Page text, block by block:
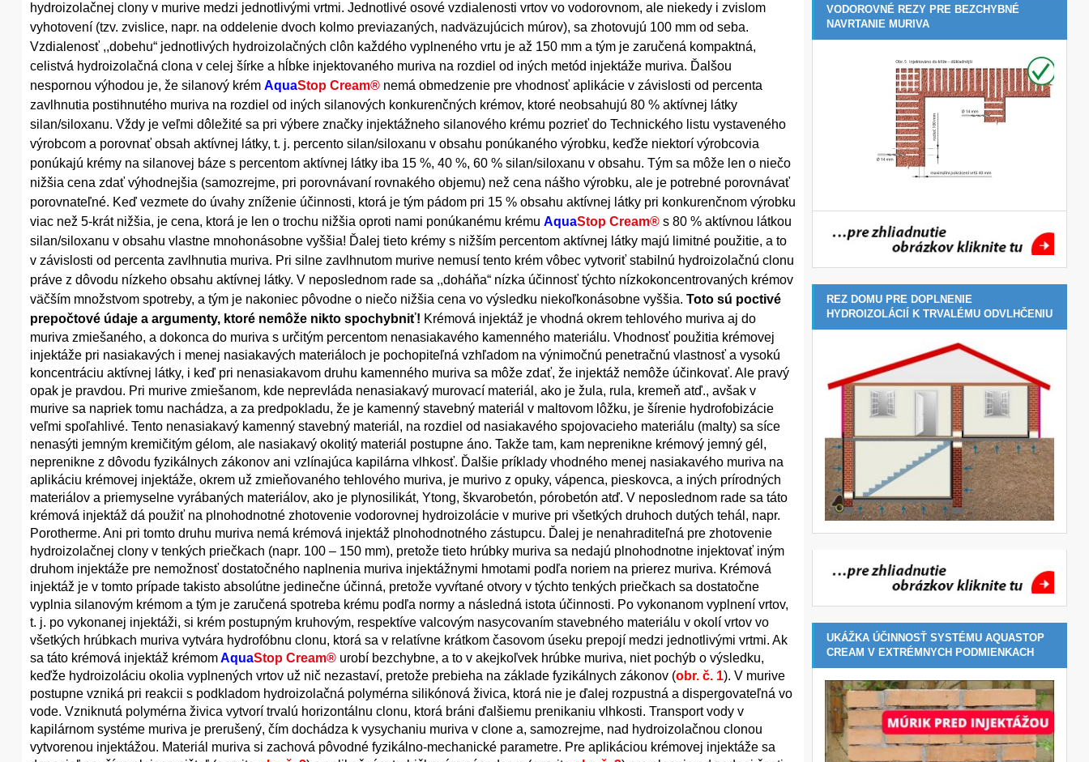
hydroizolačnej clony v murive medzi jednotlivými vrtmi. Jednotlivé osové vzdialenosti vrtov vo vodorovnom, ale niekedy i zvislom
vyhotovení (tzv. zvislice, napr. na oddelenie dvoch kolmo previazaných, nadväzujúcich múrov), sa zhotovujú 100 mm od seba.
Vzdialenosť ,,dobehu“ jednotlivých hydroizolačných clôn každého vyplneného vrtu je až 150 mm a tým je zaručená kompaktná,
celistvá hydroizolačná clona v celej šírke a hĺbke injektovaného muriva na rozdiel od iných metód injektáže muriva. Ďalšou
nespornou výhodou je, že silanový krém AquaStop Cream® nemá obmedzenie pre vhodnosť aplikácie v závislosti od percenta
zavlhnutia postihnutého muriva na rozdiel od iných silanových konkurenčných krémov, ktoré neobsahujú 80 % aktívnej látky
silan/siloxanu. Vždy je veľmi dôležité sa pri výbere značky injektážneho silanového krému pozrieť do Technického listu vystaveného
výrobcom a porovnať obsah aktívnej látky, t. j. percento silan/siloxanu v obsahu ponúkaného výrobku, keďže niektorí výrobcovia
ponúkajú krémy na silanovej báze s percentom aktívnej látky iba 15 %, 40 %, 60 % silan/siloxanu v obsahu. Tým sa môže len o niečo
nižšia cena zdať výhodnejšia (samozrejme, pri porovnávaní rovnakého objemu) než cena nášho výrobku, ale je potrebné porovnávať
porovnateľné. Keď vezmete do úvahy zníženie účinnosti, ktorá je tým pádom pri 15 % obsahu aktívnej látky pri konkurenčnom výrobku
viac než 5-krát nižšia, je cena, ktorá je len o trochu nižšia oproti nami ponúkanému krému AquaStop Cream® s 80 % aktívnou látkou
silan/siloxanu v obsahu vlastne mnohonásobne vyššia! Ďalej tieto krémy s nižším percentom aktívnej látky majú limitné použitie, a to
v závislosti od percenta zavlhnutia muriva. Pri silne zavlhnutom murive nemusí tento krém vôbec vytvoriť stabilnú hydroizolačnú clonu
práve z dôvodu nízkeho obsahu aktívnej látky. V neposlednom rade sa ,,doháňa“ nízka účinnosť týchto nízkokoncentrovaných krémov
väčším množstvom spotreby, a tým je nakoniec pôvodne o niečo nižšia cena vo výsledku niekoľkonásobne vyššia. Toto sú poctivé
prepočtové údaje a argumenty, ktoré nemôže nikto spochybniť! Krémová injektáž je vhodná okrem tehlového muriva aj do
muriva zmiešaného, a dokonca do muriva s určitým percentom nenasiakavého kamenného materiálu. Vhodnosť použitia krémovej
injektáže pri nasiakavých i menej nasiakavých materiáloch je pochopiteľná vzhľadom na výnimočnú penetračnú vlastnosť a vysokú
koncentráciu aktívnej látky, i keď pri nenasiakavom druhu kamenného muriva sa môže zdať, že injektáž nemôže účinkovať. Ale pravý
opak je pravdou. Pri murive zmiešanom, kde neprevláda nenasiakavý murovací materiál, ako je žula, rula, kremeň atď., avšak v
murive sa napriek tomu nachádza, a za predpokladu, že je kamenný stavebný materiál v maltovom lôžku, je šírenie hydrofobizácie
veľmi spoľahlivé. Tento nenasiakavý kamenný stavebný materiál, na rozdiel od nasiakavého spojovacieho materiálu (malty) sa síce
nenasýti jemným kremičitým gélom, ale nasiakavý okolitý materiál postupne áno. Takže tam, kam neprenikne krémový jemný gél,
neprenikne z dôvodu fyzikálnych zákonov ani vzlínajúca kapilárna vlhkosť. Ďalšie príklady vhodného menej nasiakavého muriva na
aplikáciu krémovej injektáže, okrem už zmieňovaného tehlového muriva, je murivo z opuky, vápenca, pieskovca, a iných prírodných
materiálov a priemyselne vyrábaných materiálov, ako je plynosilikát, Ytong, škvarobetón, pórobetón atď. V neposlednom rade sa táto
krémová injektáž dá použiť na plnohodnotné zhotovenie vodorovnej hydroizolácie v murive pri všetkých druhoch dutých tehál, napr.
Porotherme. Ani pri tomto druhu muriva nemá krémová injektáž plnohodnotného zástupcu. Ďalej je nenahraditeľná pre zhotovenie
hydroizolačnej clony v tenkých priečkach (napr. 100 – 150 mm), pretože tieto hrúbky muriva sa nedajú plnohodnotne injektovať iným
druhom injektáže pre nemožnosť dostatočného naplnenia muriva injektážnymi hmotami podľa noriem na prierez muriva. Krémová
injektáž je v tomto prípade takisto absolútne jedinečne účinná, pretože vyvŕtané otvory v týchto tenkých priečkach sa dostatočne
vyplnia silanovým krémom a tým je zaručená spotreba krému podľa normy a následná istota účinnosti. Po vykonanom vyplnení vrtov,
t. j. po vykonanej injektáži, si krém postupným kruhovým, respektíve valcovým nasycovaním stavebného materiálu v okolí vrtov vo
všetkých hrúbkach muriva vytvára hydrofóbnu clonu, ktorá sa v relatívne krátkom časovom úseku prepojí medzi jednotlivými vrtmi. Ak
sa táto krémová injektáž krémomAquaStop Cream® urobí bezchybne, a to v akejkoľvek hrúbke muriva, niet pochýb o výsledku,
keďže hydroizoláciu okolia vyplnených vrtov už nič nezastaví, pretože prebieha na základe fyzikálnych zákonov (obr. č. 1). V murive
postupne vzniká pri reakcii s podkladom hydroizolačná polymérna silikónová živica, ktorá nie je ďalej rozpustná a dispergovateľná vo
vode. Vzniknutá polymérna živica vytvorí trvalú horizontálnu clonu, ktorá bráni ďalšiemu prenikaniu vlhkosti. Transport vody v
kapilárnom systéme muriva je prerušený, čím dochádza k vysychaniu muriva v clone a, samozrejme, nad hydroizolačnou clonou
vytvorenou injektážou. Materiál muriva si zachová pôvodné fyzikálno-mechanické parametre. Pre aplikáciou krémovej injektáže sa
VODOROVNÉ REZY PRE BEZCHYBNÉ
NAVRTANIE MURIVA
REZ DOMU PRE DOPLNENIE
HYDROIZOLÁCIÍ K TRVALÉMU ODVLHČENIU
UKÁŽKA ÚČINNOSŤ SYSTÉMU AQUASTOP
CREAM V EXTRÉMNYCH PODMIENKACH